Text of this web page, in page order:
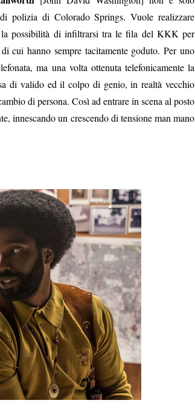
polizia di Colorado Springs. Vuole realizzare
la possibilità di infiltrarsi tra le fila del KKK per
cui hanno sempre tacitamente goduto. Per uno
ma una volta ottenuta telefonicamente la
di valido ed il colpo di genio, in realtà vecchio
di persona. Così ad entrare in scena al posto
innescando un crescendo di tensione man mano